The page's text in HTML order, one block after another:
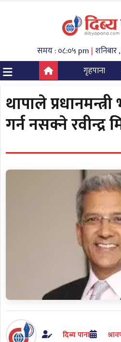
समय : ०८:०५ pm | शनिबार
गृहपाना
थापाले
गर्न नसक्ने रवीन्द्र
दिब्य पाना